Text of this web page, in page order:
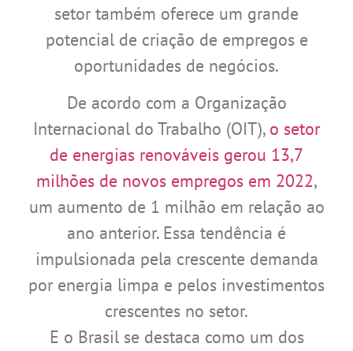
setor também oferece um grande
potencial de criação de empregos e
oportunidades de negócios.
De acordo com a Organização
Internacional do Trabalho (OIT), o setor
de energias renováveis ​​gerou 13,7
milhões de novos empregos em 2022,
um aumento de 1 milhão em relação ao
ano anterior. Essa tendência é
impulsionada pela crescente demanda
por energia limpa e pelos investimentos
crescentes no setor.
E o Brasil se destaca como um dos